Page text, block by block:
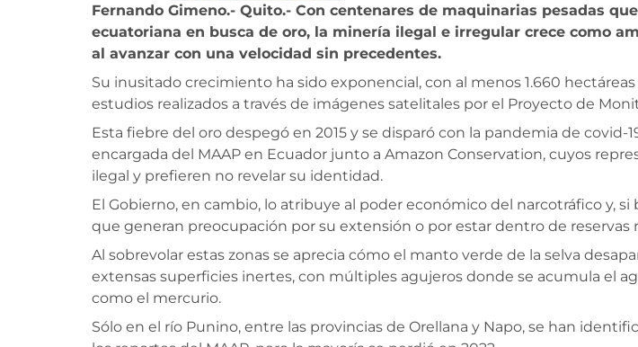
Fernando Gimeno.- Quito.- Con centenares de maquinarias pesadas
ecuatoriana en busca de oro, la minería ilegal e irregular crece como
al avanzar con una velocidad sin precedentes.
Su inusitado crecimiento ha sido exponencial, con al menos 1.660
estudios realizados a través de imágenes satelitales por el Proyecto de
Esta fiebre del oro despegó en 2015 y se disparó con la pandemia de
encargada del MAAP en Ecuador junto a Amazon Conservation, cuyos
ilegal y prefieren no revelar su identidad.
El Gobierno, en cambio, lo atribuye al poder económico del narcotráfico y,
que generan preocupación por su extensión o por estar dentro de reservas
Al sobrevolar estas zonas se aprecia cómo el manto verde de la selva
extensas superficies inertes, con múltiples agujeros donde se acumula el
como el mercurio.
Sólo en el río Punino, entre las provincias de Orellana y Napo, se han